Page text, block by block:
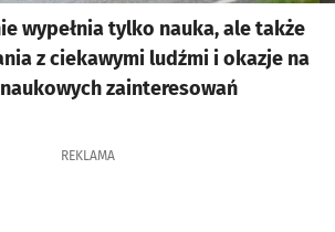
wypełnia tylko nauka, ale także
z ciekawymi ludźmi i okazje na
zainteresowań
REKLAMA